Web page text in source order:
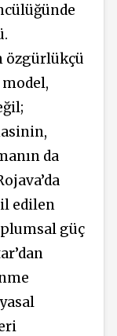
özgürlükçü
da
edilen
güç